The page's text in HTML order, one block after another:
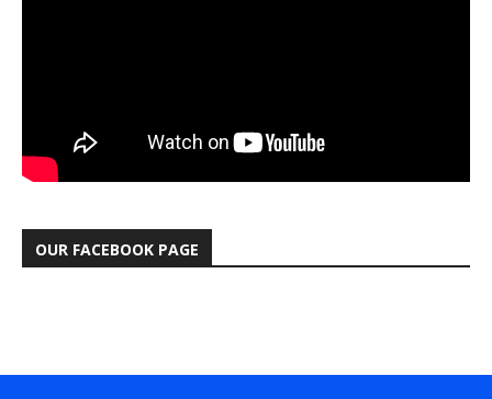
OUR FACEBOOK PAGE